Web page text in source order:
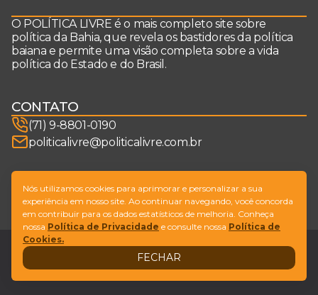
O POLÍTICA LIVRE é o mais completo site sobre
política da Bahia, que revela os bastidores da política
baiana e permite uma visão completa sobre a vida
política do Estado e do Brasil.
CONTATO
(71) 9-8801-0190
politicalivre@politicalivre.com.br
SIGA-NOS
© Copyright Política Livre. All Rights Reserved
Design by NVGO
LegalFale conosco
Nós utilizamos cookies para aprimorar e personalizar a sua
experiência em nosso site. Ao continuar navegando, você concorda
em contribuir para os dados estatísticos de melhoria. Conheça
nossa Política de Privacidade e consulte nossa Política de
Cookies.
FECHAR